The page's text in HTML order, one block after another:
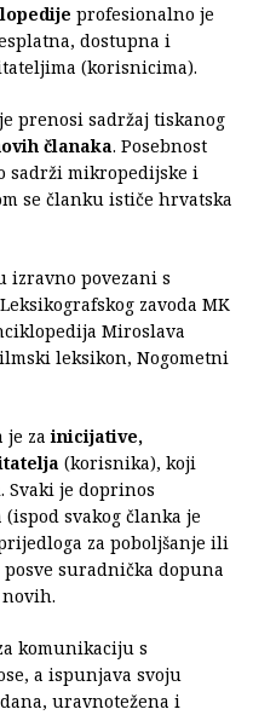
profesionalno je
dostupna i
(korisnicima).
prenosi sadržaj tiskanog
članaka. Posebnost
sadrži mikropedijske i
se članku ističe hrvatska
izravno povezani s
zavoda MK
Miroslava
leksikon, Nogometni
je zainicijative,
(korisnika), koji
je doprinos
svakog članka je
za poboljšanje ili
suradnička dopuna
komunikaciju s
a ispunjava svoju
uravnotežena i